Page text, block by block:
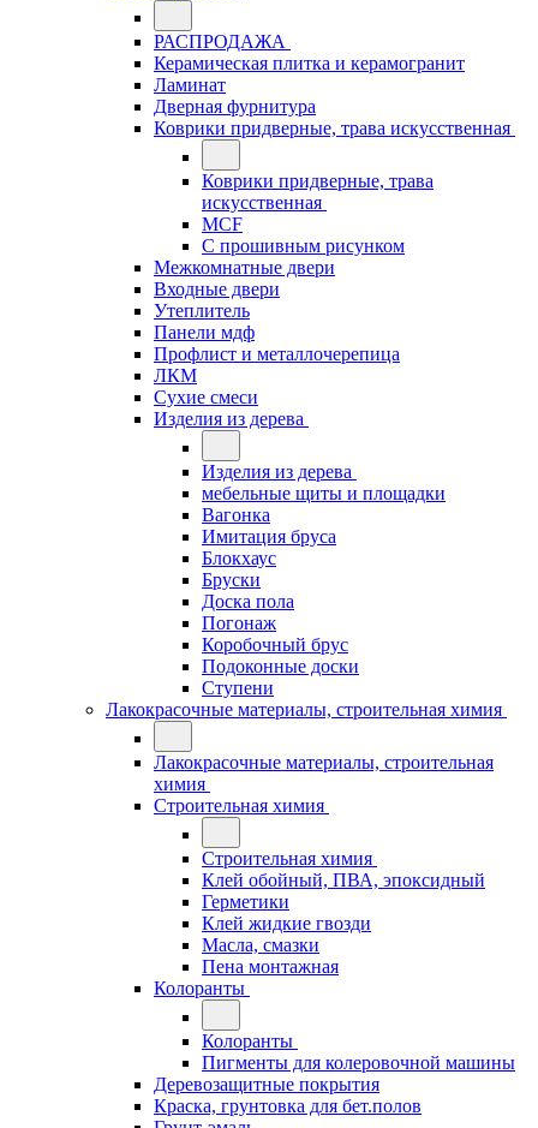
РАСПРОДАЖА
Керамическая плитка и керамогранит
Ламинат
Дверная фурнитура
Коврики придверные, трава искусственная
Коврики придверные, трава
искусственная
MCF
С прошивным рисунком
Межкомнатные двери
Входные двери
Утеплитель
Панели мдф
Профлист и металлочерепица
ЛКМ
Сухие смеси
Изделия из дерева
Изделия из дерева
мебельные щиты и площадки
Вагонка
Имитация бруса
Блокхаус
Бруски
Доска пола
Погонаж
Коробочный брус
Подоконные доски
Ступени
Лакокрасочные материалы, строительная химия
Лакокрасочные материалы, строительная
химия
Строительная химия
Строительная химия
Клей обойный, ПВА, эпоксидный
Герметики
Клей жидкие гвозди
Масла, смазки
Пена монтажная
Колоранты
Колоранты
Пигменты для колеровочной машины
Деревозащитные покрытия
Краска, грунтовка для бет.полов